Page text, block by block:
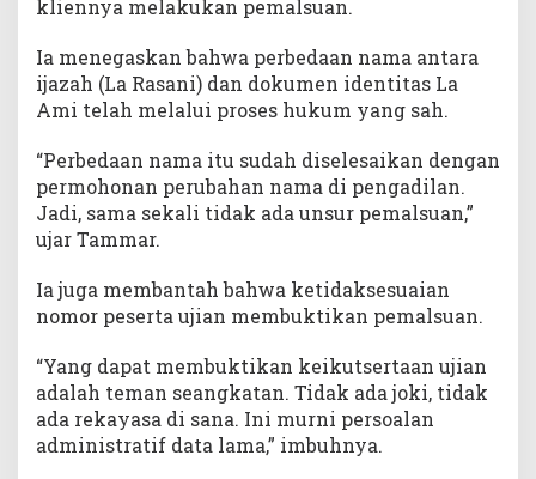
kliennya melakukan pemalsuan.
Ia menegaskan bahwa perbedaan nama antara
ijazah (La Rasani) dan dokumen identitas La
Ami telah melalui proses hukum yang sah.
“Perbedaan nama itu sudah diselesaikan dengan
permohonan perubahan nama di pengadilan.
Jadi, sama sekali tidak ada unsur pemalsuan,”
ujar Tammar.
Ia juga membantah bahwa ketidaksesuaian
nomor peserta ujian membuktikan pemalsuan.
“Yang dapat membuktikan keikutsertaan ujian
adalah teman seangkatan. Tidak ada joki, tidak
ada rekayasa di sana. Ini murni persoalan
administratif data lama,” imbuhnya.